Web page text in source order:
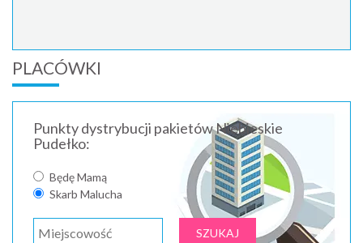
PLACÓWKI
Punkty dystrybucji pakietów Niebieskie
Pudełko:
Będę Mamą
Skarb Malucha